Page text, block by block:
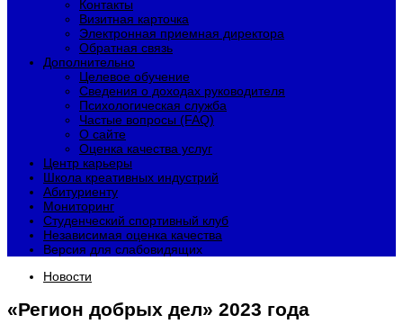
Контакты
Визитная карточка
Электронная приемная директора
Обратная связь
Дополнительно
Целевое обучение
Сведения о доходах руководителя
Психологическая служба
Частые вопросы (FAQ)
О сайте
Оценка качества услуг
Центр карьеры
Школа креативных индустрий
Абитуриенту
Мониторинг
Студенческий спортивный клуб
Независимая оценка качества
Версия для слабовидящих
Новости
«Регион добрых дел» 2023 года